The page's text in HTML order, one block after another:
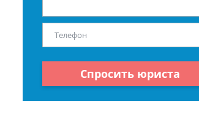
Спросить юриста